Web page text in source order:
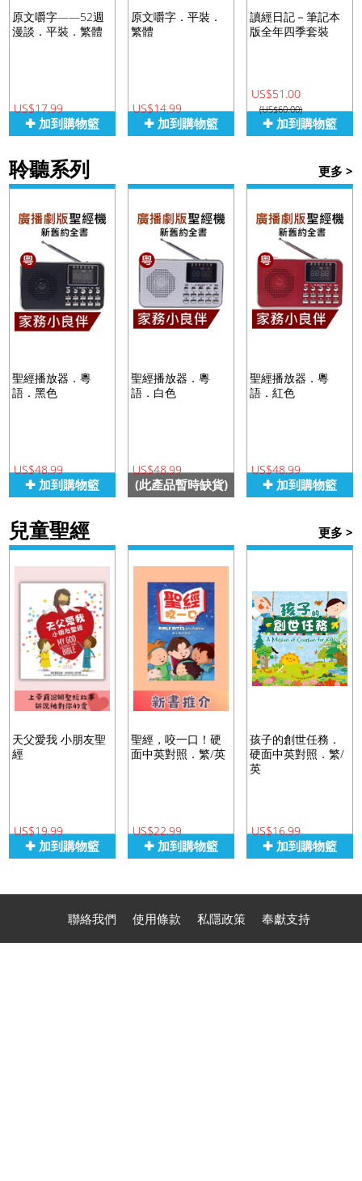
原文嚼字——52週
漫談．平裝．繁體
US$17.99
✚ 加到購物籃
原文嚼字．平裝．
繁體
US$14.99
✚ 加到購物籃
讀經日記－筆記本
版全年四季套裝
US$51.00
(US$60.00)
✚ 加到購物籃
聆聽系列 更多 >
聖經播放器．粵
語．黑色
US$48.99
✚ 加到購物籃
聖經播放器．粵
語．白色
US$48.99
(此產品暫時缺貨)
聖經播放器．粵
語．紅色
US$48.99
✚ 加到購物籃
兒童聖經 更多 >
天父愛我 小朋友聖
經
US$19.99
✚ 加到購物籃
聖經，咬一口！硬
面中英對照．繁/英
US$22.99
✚ 加到購物籃
孩子的創世任務．
硬面中英對照．繁/
英
US$16.99
✚ 加到購物籃
聯絡我們 使用條款 私隱政策 奉獻支持